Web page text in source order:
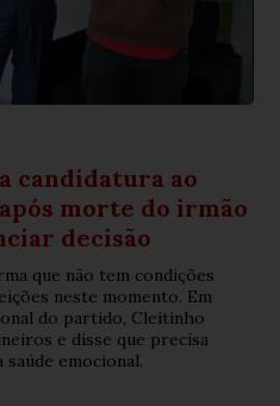
candidatura ao
morte do irmão
decisão
que não tem condições
neste momento. Em
do partido, Cleitinho
e disse que precisa
emocional.